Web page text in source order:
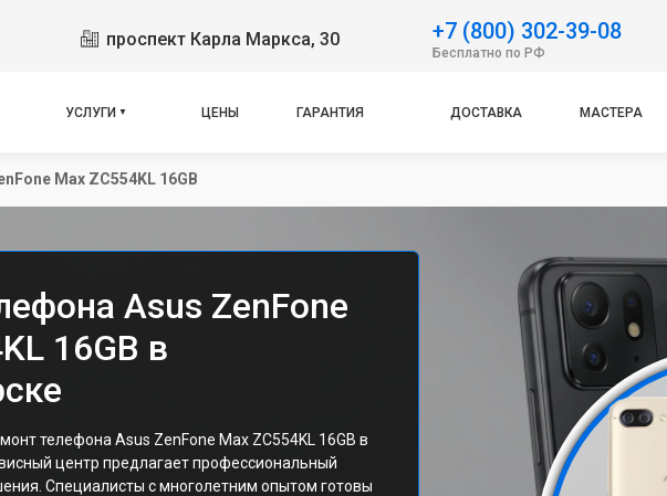
проспект Карла Маркса, 30 +7 (800) 302-39-08
Бесплатно по РФ
УСЛУГИ ЦЕНЫ ГАРАНТИЯ ДОСТАВКА МАСТЕРА
Max ZC554KL 16GB
Asus ZenFone
16GB в
телефона Asus ZenFone Max ZC554KL 16GB в
центр предлагает профессиональный
Специалисты с многолетним опытом готовы